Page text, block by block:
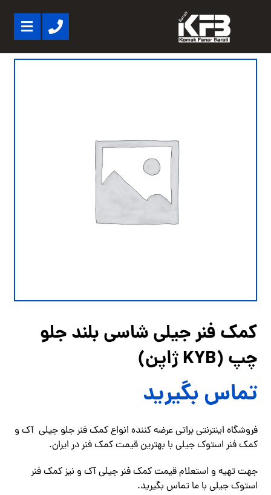
کمک فنر جیلی شاسی بلند جلو
چپ (KYB ژاپن)
تماس بگیرید
فروشگاه اینترنتی براتی عرضه کننده انواع کمک فنر جلو جیلی آک و
کمک فنر استوک جیلی با بهترین قیمت کمک فنر در ایران.
جهت تهیه و استعلام قیمت کمک فنر جیلی آک و نیز کمک فنر
استوک جیلی با ماتماس بگیرید.